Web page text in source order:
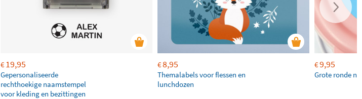
€19,95
Gepersonaliseerde
rechthoekige naamstempel
voor kleding en bezittingen
€8,95
Themalabels voor flessen en
lunchdozen
€9,95
Grote ronde